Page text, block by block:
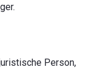
Person,